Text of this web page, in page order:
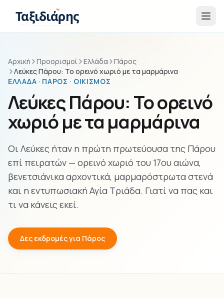
Ταξιδιάρης
Αρχική Προορισμοί Ελλάδα
Πάρος
Λεύκες Πάρου: Το ορεινό χωριό με τα μαρμάρινα
ΕΛΛΆΔΑ · ΠΆΡΟΣ · ΟΙΚΙΣΜΌΣ
Λεύκες Πάρου: Το ορεινό
χωριό με τα μαρμάρινα
Οι Λεύκες ήταν η πρώτη πρωτεύουσα της Πάρου
επί πειρατών — ορεινό χωριό του 17ου αιώνα,
βενετσιάνικα αρχοντικά, μαρμαρόστρωτα στενά
και η εντυπωσιακή Αγία Τριάδα. Γιατί να πας και
τι να κάνεις εκεί.
Δες εκδρομές για Πάρος